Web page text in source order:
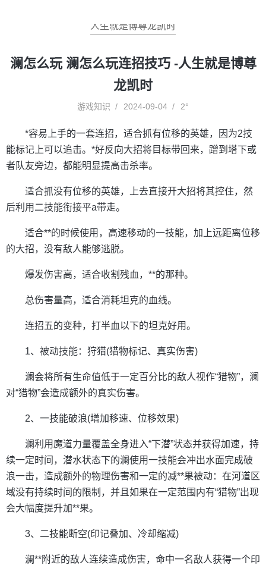
人生就是博尊龙凯时
澜怎么玩 澜怎么玩连招技巧 -人生就是博尊
龙凯时
游戏知识 2024-09-04 2°
*容易上手的一套连招，适合抓有位移的英雄，因为2技
能标记上可以追击。*好反向大招将目标带回来，蹭到塔下或
者队友旁边，都能明显提高击杀率。
适合抓没有位移的英雄，上去直接开大招将其控住，然
后利用二技能衔接平a带走。
适合**的时候使用，高速移动的一技能，加上远距离位移
的大招，没有敌人能够逃脱。
爆发伤害高，适合收割残血，**的那种。
总伤害量高，适合消耗坦克的血线。
连招五的变种，打半血以下的坦克好用。
1、被动技能：狩猎(猎物标记、真实伤害)
澜会将所有生命值低于一定百分比的敌人视作“猎物”，澜
对“猎物”会造成额外的真实伤害。
2、一技能破浪(增加移速、位移效果)
澜利用魔道力量覆盖全身进入“下潜”状态并获得加速，持
续一定时间，潜水状态下的澜使用一技能会冲出水面完成破
浪一击，造成额外的物理伤害和一定的减**果被动：在河道区
域没有持续时间的限制，并且如果在一定范围内有“猎物”出现
会大幅度提升加**果。
3、二技能断空(印记叠加、冷却缩减)
澜**附近的敌人连续造成伤害，命中一名敌人获得一个印